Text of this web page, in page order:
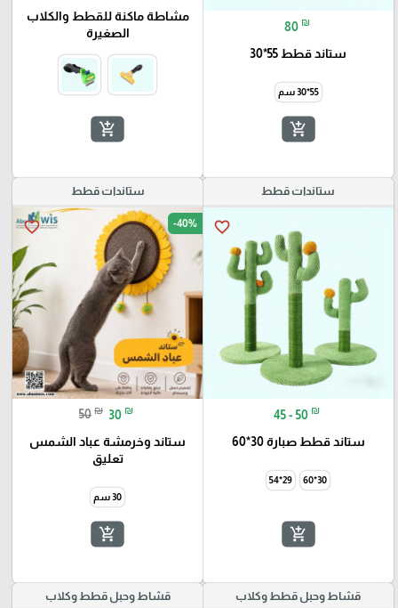
80 ₪
ستاند قطط 55*30
55*30 سم
add_shopping_cart
مشاطة ماكنة للقطط والكلاب
الصغيرة
add_shopping_cart
ستاندات قطط
favorite_border
45 - 50 ₪
ستاند قطط صبارة 30*60
30*60
29*54
add_shopping_cart
ستاندات قطط
favorite_border -40%
50 ₪ 30 ₪
ستاند وخرمشة عباد الشمس
تعليق
30 سم
add_shopping_cart
قشاط وحبل قطط وكلاب قشاط وحبل قطط وكلاب